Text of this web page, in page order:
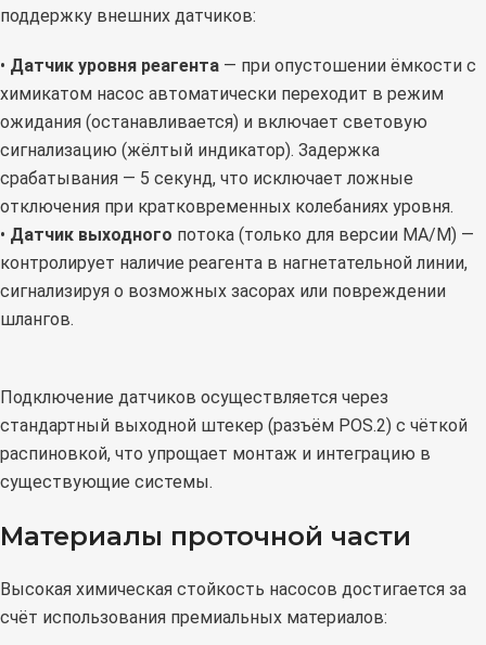
поддержку внешних датчиков:
• Датчик уровня реагента — при опустошении ёмкости с
химикатом насос автоматически переходит в режим
ожидания (останавливается) и включает световую
сигнализацию (жёлтый индикатор). Задержка
срабатывания — 5 секунд, что исключает ложные
отключения при кратковременных колебаниях уровня.
• Датчик выходного потока (только для версии MA/M) —
контролирует наличие реагента в нагнетательной линии,
сигнализируя о возможных засорах или повреждении
шлангов.
Подключение датчиков осуществляется через
стандартный выходной штекер (разъём POS.2) с чёткой
распиновкой, что упрощает монтаж и интеграцию в
существующие системы.
Материалы проточной части
Высокая химическая стойкость насосов достигается за
счёт использования премиальных материалов: